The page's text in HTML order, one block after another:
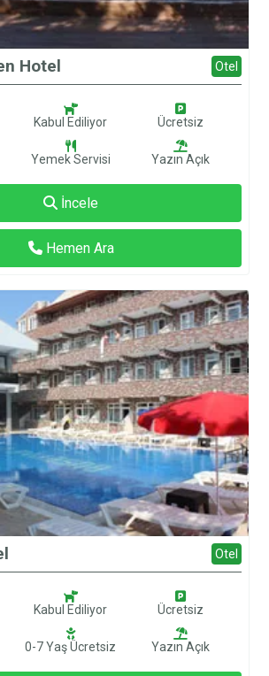
Hotel Otel
Kabul Ediliyor Ücretsiz
Yemek Servisi Yazın Açık
İncele
Hemen Ara
Otel
Kabul Ediliyor Ücretsiz
0-7 Yaş Ücretsiz Yazın Açık